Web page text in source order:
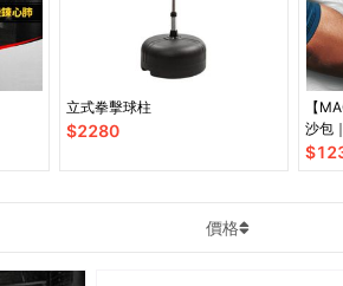
立式拳擊球柱
$2280
【
沙包
｜適
$
價格